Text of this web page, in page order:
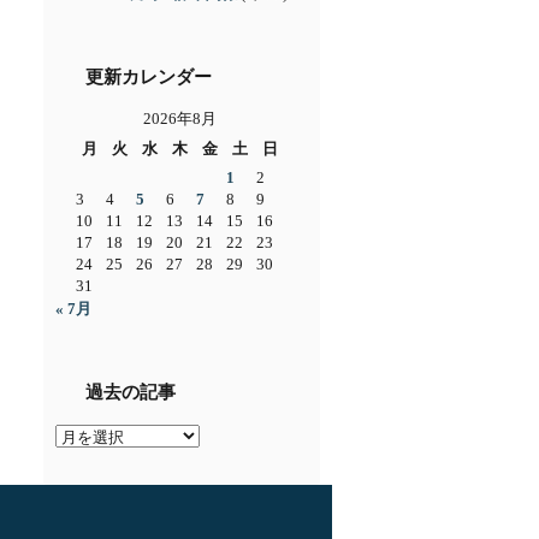
更新カレンダー
2026年8月
月
火 水 木 金 土
日
1
2
3
4 5 6 7 8
9
10
11 12 13 14 15
16
17
18 19 20 21 22
23
24
25 26 27 28 29
30
31
« 7月
過去の記事
過